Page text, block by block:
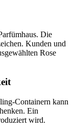
Die
Kunden und
Rose
Containern kann
Ein
wird.